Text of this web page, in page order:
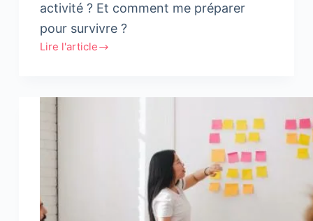
activité ? Et comment me préparer
pour survivre ?
Lire l'article
Les
digitales
vous
attendent